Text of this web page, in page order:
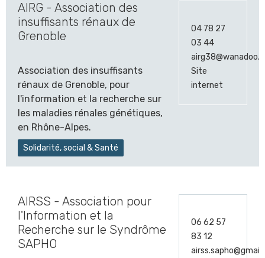
AIRG - Association des
insuffisants rénaux de
Grenoble
Association des insuffisants
rénaux de Grenoble, pour
l'information et la recherche sur
les maladies rénales génétiques,
en Rhône-Alpes.
Solidarité, social & Santé
04 78 27
03 44
Site
internet
AIRSS - Association pour
l'Information et la
Recherche sur le Syndrôme
SAPHO
06 62 57
83 12